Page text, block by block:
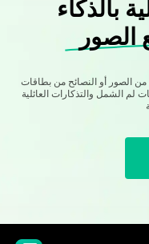
بالذكاء
الصور
من الصور أو النصائح من بطاقات
لم الشمل والتذكارات العائلية